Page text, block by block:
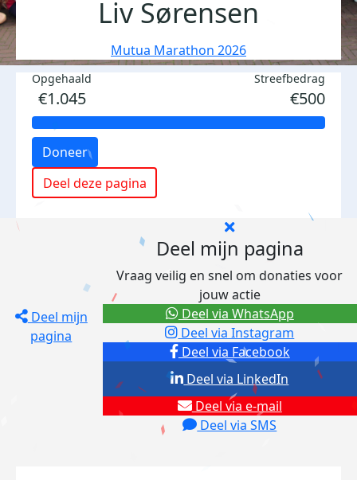
Liv Sørensen
Mutua Marathon 2026
Opgehaald
€1.045
Streefbedrag
€500
Doneer
Deel deze pagina
Deel mijn
pagina
Deel mijn pagina
Vraag veilig en snel om donaties voor
jouw actie
Deel via Facebook
Deel via Instagram
Deel via e-mail
Deel via SMS
Deel via LinkedIn
Deel via WhatsApp